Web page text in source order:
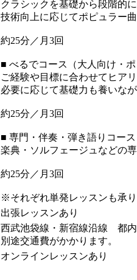
クラシックを基礎から段階的
技術向上に応じてポピュラー
約25分／月3回
■ べるでコース（大人向け・ポ
ご経験や目標に合わせてヒア
必要に応じて基礎力も養いなが
約25分／月3回
■ 専門・伴奏・弾き語りコース
楽典・ソルフェージュなどの
約25分／月3回
※それぞれ単発レッスンも承り
出張レッスンあり
西武池袋線・新宿線沿線 都
別途交通費がかかります。
オンラインレッスンあり